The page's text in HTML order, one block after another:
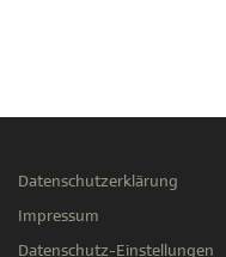
Datenschutzerklärung
Impressum
Datenschutz-Einstellungen